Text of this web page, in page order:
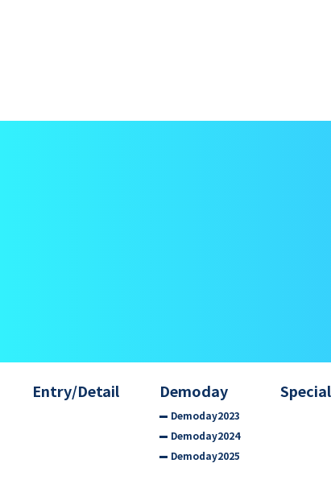
Entry/Detail Demoday
Demoday2023
Demoday2024
Demoday2025
Special